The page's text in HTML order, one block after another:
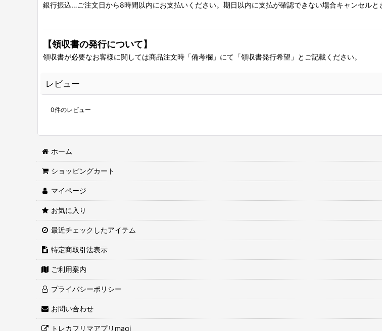
銀行振込…ご注文日から8時間以内にお支払いください。期日以内に支払が確認できない場合キャンセルと
【領収書の発行について】
領収書が必要なお客様に関しては商品注文時「備考欄」にて「領収書発行希望」とご記載ください。
レビュー
0件のレビュー
ホーム
ショッピングカート
マイページ
お気に入り
最近チェックしたアイテム
特定商取引法表示
ご利用案内
プライバシーポリシー
お問い合わせ
トレカフリマアプリmagi